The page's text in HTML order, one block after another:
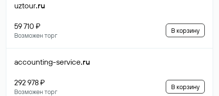
uztour.ru
59 710 ₽
Возможен торг
В корзину
accounting-service.ru
292 978 ₽
Возможен торг
В корзину